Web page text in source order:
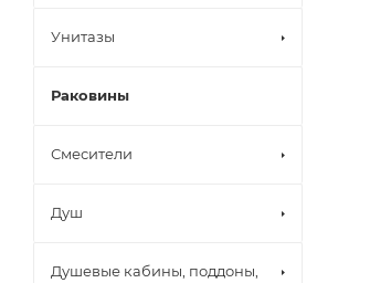
Унитазы
Раковины
Смесители
Душ
Душевые кабины, поддоны,